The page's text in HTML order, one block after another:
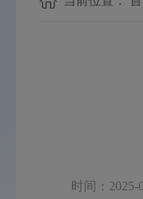
时间：2025-